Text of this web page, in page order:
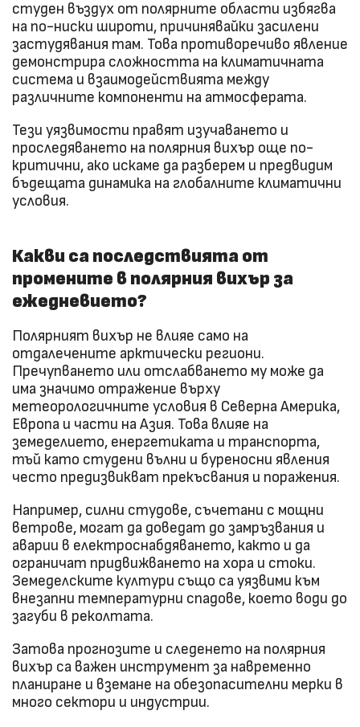
студен въздух от полярните области избягва
на по-ниски широти, причинявайки засилени
застудявания там. Това противоречиво явление
демонстрира сложността на климатичната
система и взаимодействията между
различните компоненти на атмосферата.
Тези уязвимости правят изучаването и
проследяването на полярния вихър още по-
критични, ако искаме да разберем и предвидим
бъдещата динамика на глобалните климатични
условия.
Какви са последствията от
промените в полярния вихър за
ежедневието?
Полярният вихър не влияе само на
отдалечените арктически региони.
Пречупването или отслабването му може да
има значимо отражение върху
метеорологичните условия в Северна Америка,
Европа и части на Азия. Това влияе на
земеделието, енергетиката и транспорта,
тъй като студени вълни и буреносни явления
често предизвикват прекъсвания и поражения.
Например, силни студове, съчетани с мощни
ветрове, могат да доведат до замръзвания и
аварии в електроснабдяването, както и да
ограничат придвижването на хора и стоки.
Земеделските култури също са уязвими към
внезапни температурни спадове, което води до
загуби в реколтата.
Затова прогнозите и следенето на полярния
вихър са важен инструмент за навременно
планиране и вземане на обезопасителни мерки в
много сектори и индустрии.